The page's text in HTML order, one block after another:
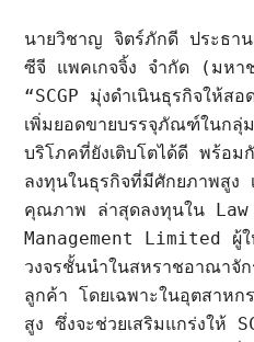
นายวิชาญ จิตร์ภักดี ประธาน
ซีจี แพคเกจจิ้ง จำกัด (มหา
“SCGP มุ่งดำเนินธุรกิจให้ส
เพิ่มยอดขายบรรจุภัณฑ์ในกลุ่
บริโภคที่ยังเติบโตได้ดี พร้อม
ลงทุนในธุรกิจที่มีศักยภาพสูง
คุณภาพ ล่าสุดลงทุนใน
Management Limited ผู้ใ
วงจรชั้นนำในสหราชอาณาจั
ลูกค้า โดยเฉพาะในอุตสาหก
สูง ซึ่งจะช่วยเสริมแกร่งให้